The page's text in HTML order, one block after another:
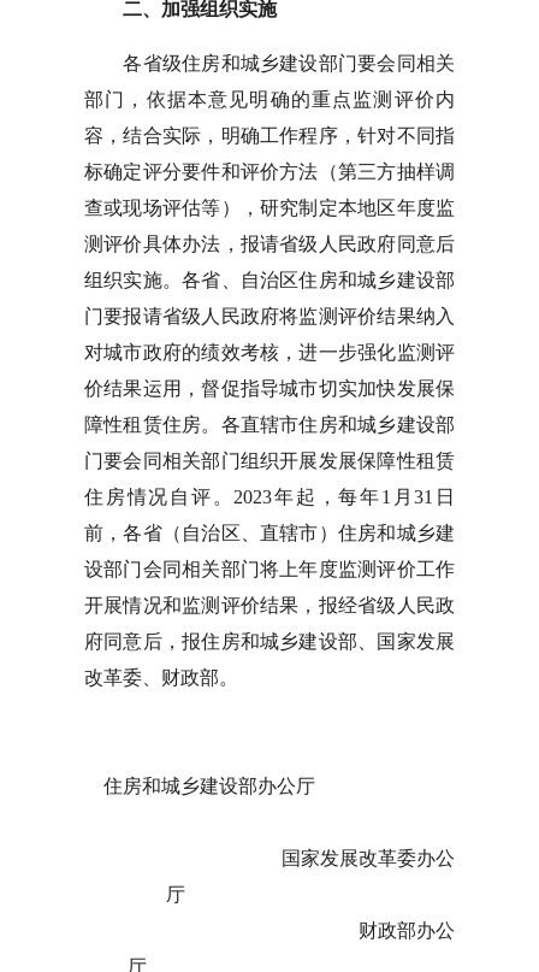
二、加强组织实施
各省级住房和城乡建设部门要会同相关
部门，依据本意见明确的重点监测评价内
容，结合实际，明确工作程序，针对不同指
标确定评分要件和评价方法（第三方抽样调
查或现场评估等），研究制定本地区年度监
测评价具体办法，报请省级人民政府同意后
组织实施。各省、自治区住房和城乡建设部
门要报请省级人民政府将监测评价结果纳入
对城市政府的绩效考核，进一步强化监测评
价结果运用，督促指导城市切实加快发展保
障性租赁住房。各直辖市住房和城乡建设部
门要会同相关部门组织开展发展保障性租赁
住房情况自评。2023年起，每年1月31日
前，各省（自治区、直辖市）住房和城乡建
设部门会同相关部门将上年度监测评价工作
开展情况和监测评价结果，报经省级人民政
府同意后，报住房和城乡建设部、国家发展
改革委、财政部。
住房和城乡建设部办公厅
国家发展改革委办公
厅
财政部办公
厅